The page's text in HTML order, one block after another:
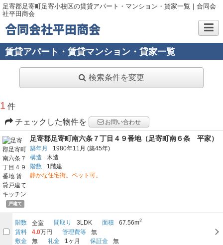
足寄郡足寄町足寄小校区の賃貸アパート・マンション・貸家一覧｜合同会
社平田商会
合同会社平田商会
賃貸アパート・賃貸マンション・貸家一覧
検索条件を変更
1 件
チェックした物件を
お問い合わせ
戸建て
足寄郡足寄町南六条７丁目４９番地（足寄町南６条 平家）
築年月 1980年11月 (築45年)
構造
木造
階数
1階建
静かな住宅街。ペット可。
階数 全室 間取り 3LDK 面積 67.56m2
賃料 4.0万円 管理費等
無
敷金
無 礼金 1ヶ月 保証金 無